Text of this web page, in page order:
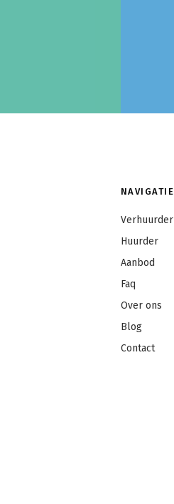
NAVIGATIE
Verhuurder
Huurder
Aanbod
Faq
Over ons
Blog
Contact